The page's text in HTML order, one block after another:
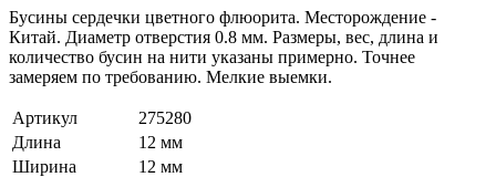
Бусины сердечки цветного флюорита. Месторождение -
Китай. Диаметр отверстия 0.8 мм. Размеры, вес, длина и
количество бусин на нити указаны примерно. Точнее
замеряем по требованию. Мелкие выемки.
Артикул
275280
Длина
12 мм
Ширина
12 мм